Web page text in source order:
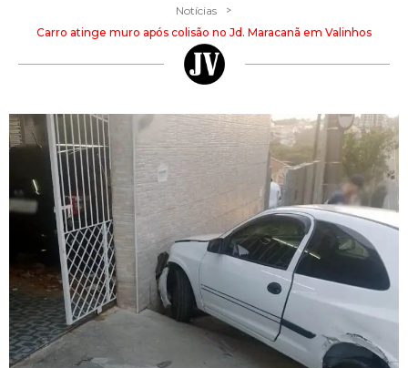
Notícias >
Carro atinge muro após colisão no Jd. Maracanã em Valinhos